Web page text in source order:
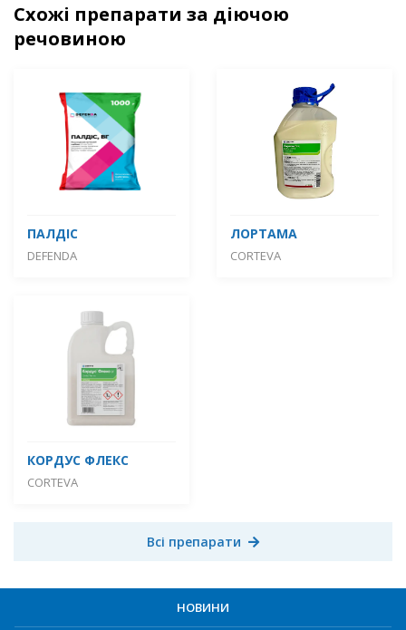
Схожі препарати за діючою
речовиною
ПАЛДІС
DEFENDA
ЛОРТАМА
CORTEVA
КОРДУС ФЛЕКС
CORTEVA
Всі препарати
НОВИНИ